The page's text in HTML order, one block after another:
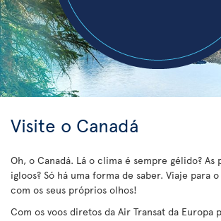
Visite o Canadá
Oh, o Canadá. Lá o clima é sempre gélido? As
igloos? Só há uma forma de saber. Viaje para
com os seus próprios olhos!
Com os voos diretos da Air Transat da Europa